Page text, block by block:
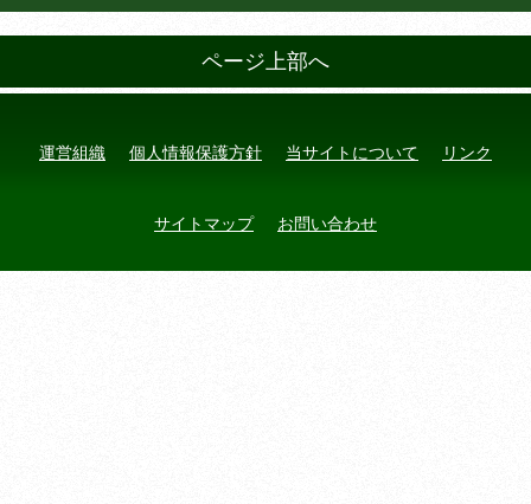
ページ上部へ
運営組織 個人情報保護方針 当サイトについて リンク
サイトマップ お問い合わせ